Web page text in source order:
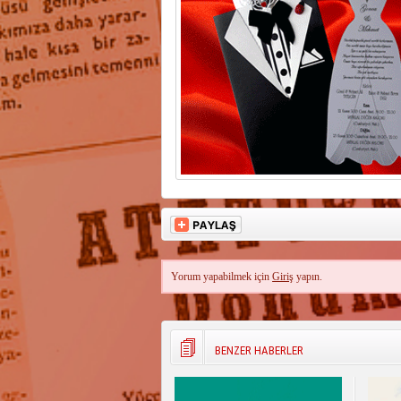
Yorum yapabilmek içinGiriş yapın.
BENZER HABERLER